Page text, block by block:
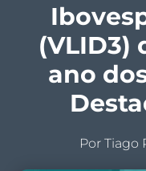
(VLID3)
ano
Por Tiago